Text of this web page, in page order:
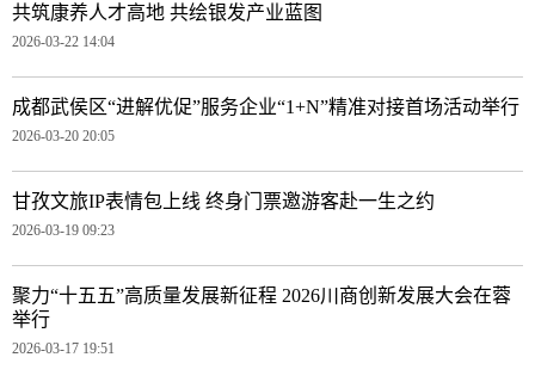
共筑康养人才高地 共绘银发产业蓝图
2026-03-22 14:04
成都武侯区“进解优促”服务企业“1+N”精准对接首场活动举行
2026-03-20 20:05
甘孜文旅IP表情包上线 终身门票邀游客赴一生之约
2026-03-19 09:23
聚力“十五五”高质量发展新征程 2026川商创新发展大会在蓉
举行
2026-03-17 19:51